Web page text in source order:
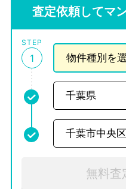
査定依頼してマ
STEP
1
無料査